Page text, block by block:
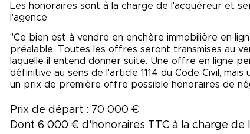
Les honoraires sont à la charge de l'acquéreur et
l'agence
"Ce bien est à vendre en enchère immobilière en
préalable. Toutes les offres seront transmises au
laquelle il entend donner suite. Une offre en ligne
définitive au sens de l'article 1114 du Code Civil,
un prix de première offre possible honoraires de
Prix de départ : 70 000 €
Dont 6 000 € d'honoraires TTC à la charge de